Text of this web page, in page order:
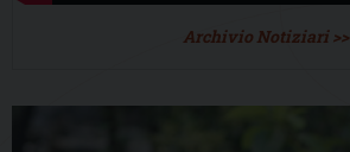
Archivio Notiziari >>